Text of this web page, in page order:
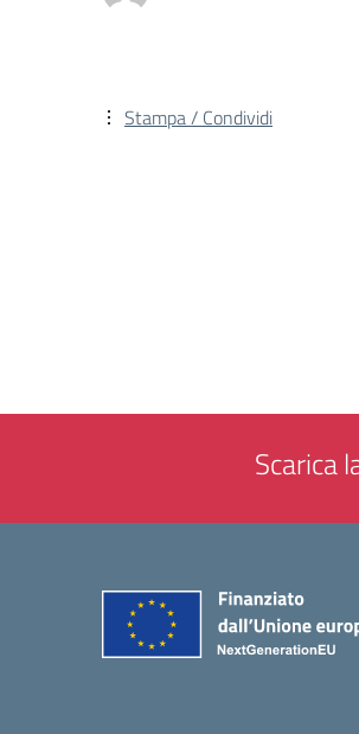
Stampa / Condividi
Scarica